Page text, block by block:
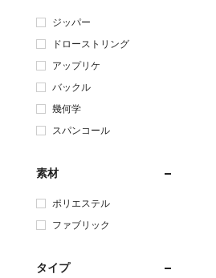
ジッパー
ドローストリング
アップリケ
バックル
幾何学
スパンコール
素材
ポリエステル
ファブリック
タイプ